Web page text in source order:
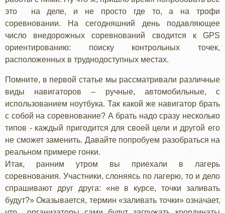
это на деле, и не просто где то, а на трофи
соревновании. На сегодняшний день подавляющее
число внедорожных соревнований сводится к GPS
ориентированию: поиску контрольных точек,
расположенных в труднодоступных местах.
Помните, в первой статье мы рассматривали различные
виды навигаторов – ручные, автомобильные, с
использованием ноутбука. Так какой же навигатор брать
с собой на соревнование? А брать надо сразу несколько
типов - каждый пригодится для своей цели и другой его
не сможет заменить. Давайте попробуем разобраться на
реальном примере гонки.
Итак, ранним утром вы приехали в лагерь
соревнования. Участники, слоняясь по лагерю, то и дело
спрашивают друг друга: «не в курсе, точки заливать
будут?» Оказывается, термин «заливать точки» означает,